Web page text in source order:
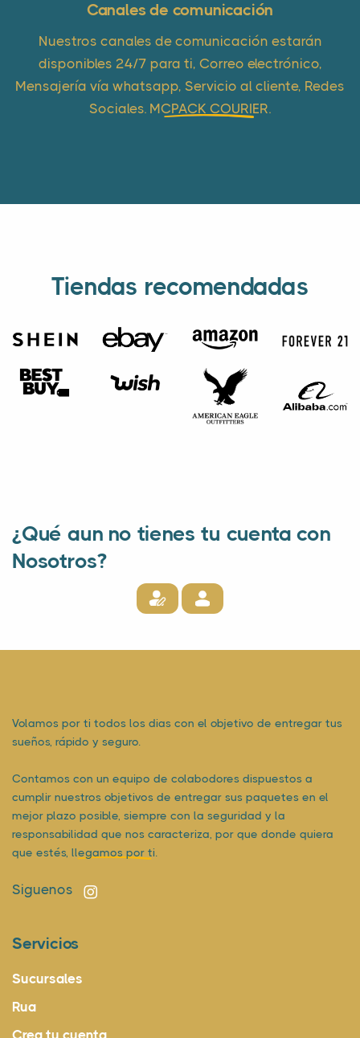
Canales de comunicación
Nuestros canales de comunicación estarán
disponibles 24/7 para ti, Correo electrónico,
Mensajería vía whatsapp, Servicio al cliente, Redes
Sociales. MCPACK COURIER.
Tiendas recomendadas
¿Qué aun no tienes tu cuenta con
Nosotros?
Volamos por ti todos los dias con el objetivo de entregar tus
sueños, rápido y seguro.
Contamos con un equipo de colabodores dispuestos a
cumplir nuestros objetivos de entregar sus paquetes en el
mejor plazo posible, siempre con la seguridad y la
responsabilidad que nos caracteriza, por que donde quiera
que estés, llegamos por ti.
Siguenos
Servicios
Sucursales
Rua
Crea tu cuenta